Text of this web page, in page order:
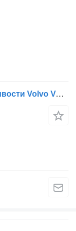
Стабилизатор поперечной устойчивости Volvo Volvo FH kabiini torsioonvarras 22004643 для тягача Volvo FH